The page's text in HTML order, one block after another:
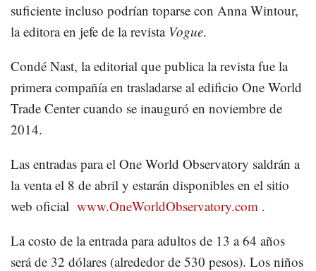
suficiente incluso podrían toparse con Anna Wintour,
la editora en jefe de la revista Vogue.
Condé Nast, la editorial que publica la revista fue la
primera compañía en trasladarse al edificio One World
Trade Center cuando se inauguró en noviembre de
2014.
Las entradas para el One World Observatory saldrán a
la venta el 8 de abril y estarán disponibles en el sitio
web oficial www.OneWorldObservatory.com .
La costo de la entrada para adultos de 13 a 64 años
será de 32 dólares (alrededor de 530 pesos). Los niños